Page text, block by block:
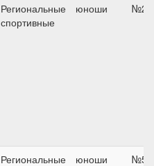
Региональные
спортивные
юноши №2,
Региональные
юноши №5,